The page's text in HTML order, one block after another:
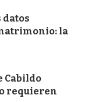
datos
la
Cabildo
requieren